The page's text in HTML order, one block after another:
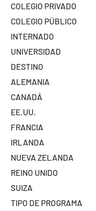
COLEGIO PRIVADO
COLEGIO PÚBLICO
INTERNADO
UNIVERSIDAD
DESTINO
ALEMANIA
CANADÁ
EE.UU.
FRANCIA
IRLANDA
NUEVA ZELANDA
REINO UNIDO
SUIZA
TIPO DE PROGRAMA